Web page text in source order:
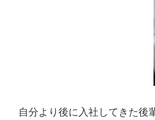
自分より後に入社してきた後